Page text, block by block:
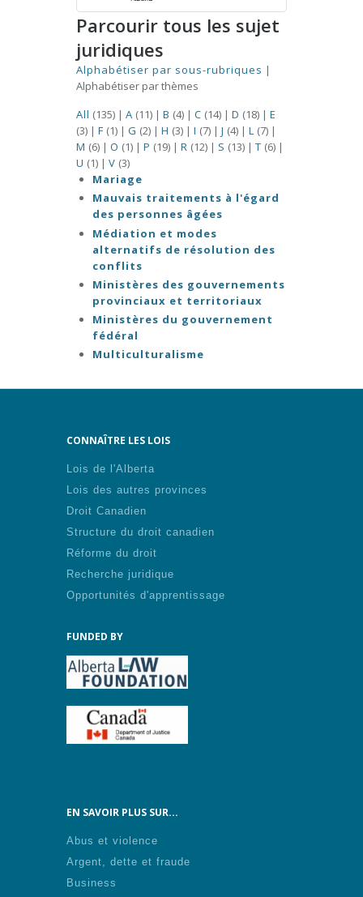
Parcourir tous les sujet
juridiques
Alphabétiser par sous-rubriques |
Alphabétiser par thèmes
All (135) | A (11) | B (4) | C (14) | D (18) | E
(3) | F (1) | G (2) | H (3) | I (7) | J (4) | L (7) |
M (6) | O (1) | P (19) | R (12) | S (13) | T (6) |
U (1) | V (3)
Mariage
Mauvais traitements à l'égard
des personnes âgées
Médiation et modes
alternatifs de résolution des
conflits
Ministères des gouvernements
provinciaux et territoriaux
Ministères du gouvernement
fédéral
Multiculturalisme
CONNAÎTRE LES LOIS
Lois de l'Alberta
Lois des autres provinces
Droit Canadien
Structure du droit canadien
Réforme du droit
Recherche juridique
Opportunités d'apprentissage
FUNDED BY
EN SAVOIR PLUS SUR...
Abus et violence
Argent, dette et fraude
Business